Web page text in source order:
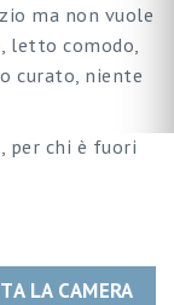
ma non vuole
letto comodo,
curato, niente
per chi è fuori
LA CAMERA